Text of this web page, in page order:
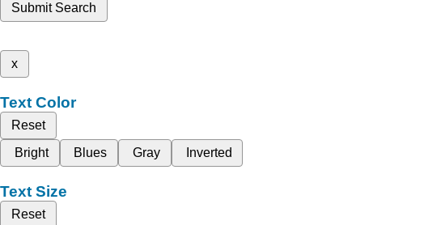
Submit Search
x
Text Color
Reset
Bright
Blues Gray Inverted
Text Size
Reset